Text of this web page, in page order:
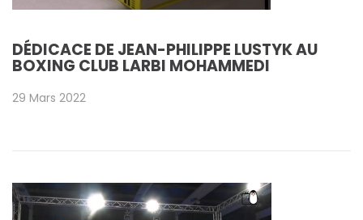
DÉDICACE DE JEAN-PHILIPPE LUSTYK AU
BOXING CLUB LARBI MOHAMMEDI
29 Mars 2022